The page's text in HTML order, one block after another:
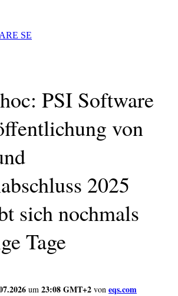
SE
PSI Software
von
2025
sich nochmals
Tage
um 23:08 GMT+2 von eqs.com